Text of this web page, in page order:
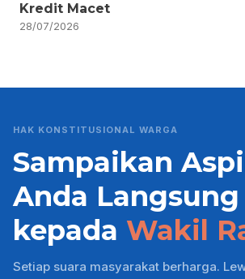
Kredit Macet
28/07/2026
HAK KONSTITUSIONAL WARGA
Sampaikan
Anda Langsung
kepada Wakil
Setiap suara masyarakat berharga.